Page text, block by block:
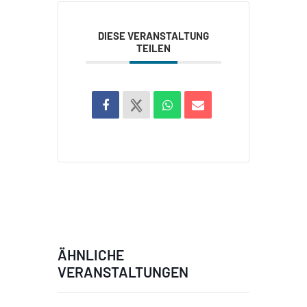
DIESE VERANSTALTUNG
TEILEN
ÄHNLICHE
VERANSTALTUNGEN